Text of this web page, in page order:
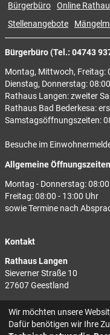
Bürgerbüro (Tel.: 04743
Montag, Mittwoch, Freitag:
Dienstag, Donnerstag:
Rathaus Langen: zweiter
Rathaus Bad Bederkesa:
Samstagsöffnungszeiten:
Besuche im
Allgemeine
Montag - Donnerstag:
Freitag: 08:00 - 13:00 Uhr
sowie Termine nach
Kontakt
Rathaus Langen
Sieverner Straße 10
27607 Geestland
Rathaus Bad Bederkesa
Am Markt 8
Bürgerbüro Online
Stellenangebote
Wir möchten unsere
Dafür benötigen wir Ihre